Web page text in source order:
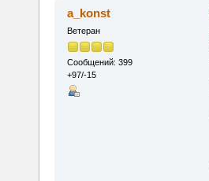
a_konst
Ветеран
Сообщений: 399
+97/-15